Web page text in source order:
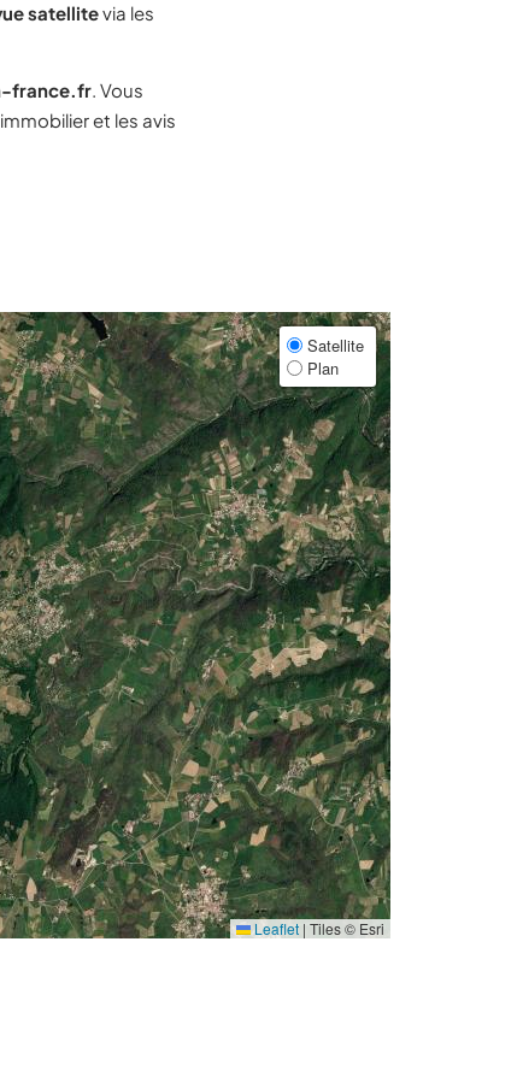
satellitevia les
france.fr. Vous
et les avis
Satellite
Plan
Leaflet | Tiles © Esri